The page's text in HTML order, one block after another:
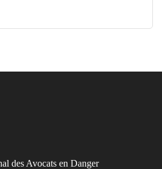
des Avocats en Danger